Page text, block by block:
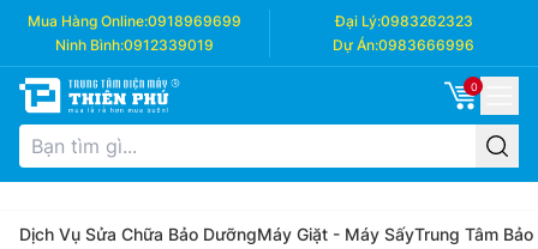
Mua Hàng Online:0918969699 Đại Lý:0983262323
Ninh Bình:0912339019 Dự Án:0983666996
0
Dịch Vụ Sửa Chữa Bảo DưỡngMáy Giặt - Máy SấyTrung Tâm Bảo